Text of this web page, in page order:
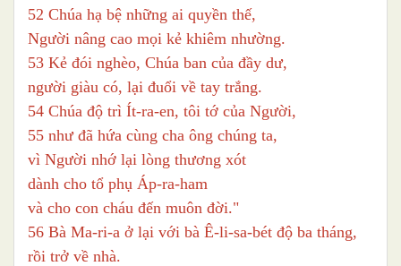
52 Chúa hạ bệ những ai quyền thế,
Người nâng cao mọi kẻ khiêm nhường.
53 Kẻ đói nghèo, Chúa ban của đầy dư,
người giàu có, lại đuổi về tay trắng.
54 Chúa độ trì Ít-ra-en, tôi tớ của Người,
55 như đã hứa cùng cha ông chúng ta,
vì Người nhớ lại lòng thương xót
dành cho tổ phụ Áp-ra-ham
và cho con cháu đến muôn đời."
56 Bà Ma-ri-a ở lại với bà Ê-li-sa-bét độ ba tháng,
rồi trở về nhà.